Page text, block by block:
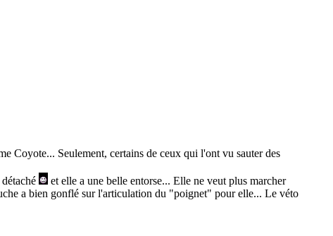
Coyote... Seulement, certains de ceux qui l'ont vu sauter des
et elle a une belle entorse... Elle ne veut plus marcher
a bien gonflé sur l'articulation du "poignet" pour elle... Le véto